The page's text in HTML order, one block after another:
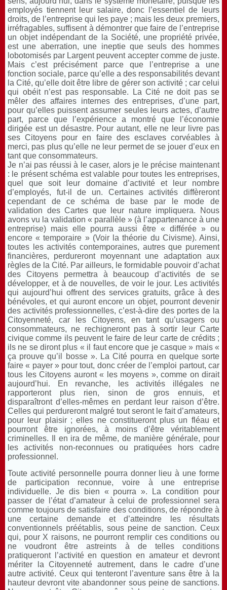
employés tiennent leur salaire, donc l’essentiel de leurs
droits, de l’entreprise qui les paye ; mais les deux premiers,
irréfragables, suffisent à démontrer que faire de l’entreprise
un objet indépendant de la Société, une propriété privée,
est une aberration, une ineptie que seuls des hommes
lobotomisés par Largent peuvent accepter comme de juste.
Mais c’est précisément parce que l’entreprise a une
fonction sociale, parce qu’elle a des responsabilités devant
la Cité, qu’elle doit être libre de gérer son activité ; car celui
qui obéit n’est pas responsable. La Cité ne doit pas se
mêler des affaires internes des entreprises, d’une part,
pour qu’elles puissent assumer seules leurs actes, d’autre
part, parce que l’expérience a montré que l’économie
dirigée est un désastre. Pour autant, elle ne leur livre pas
ses Citoyens pour en faire des esclaves corvéables à
merci, pas plus qu’elle ne leur permet de se jouer d’eux en
tant que consommateurs.
Je n’ai pas réussi à le caser, alors je le précise maintenant
: le présent schéma est valable pour toutes les entreprises,
quel que soit leur domaine d’activité et leur nombre
d’employés, fut-il de un. Certaines activités diffèreront
cependant de ce schéma de base par le mode de
validation des Cartes que leur nature impliquera. Nous
avons vu la validation « parallèle » (à l’appartenance à une
entreprise) mais elle pourra aussi être « différée » ou
encore « temporaire » (Voir la théorie du Civisme). Ainsi,
toutes les activités contemporaines, autres que purement
financières, perdureront moyennant une adaptation aux
règles de la Cité. Par ailleurs, le formidable pouvoir d’achat
des Citoyens permettra à beaucoup d’activités de se
développer, et à de nouvelles, de voir le jour. Les activités
qui aujourd’hui offrent des services gratuits, grâce à des
bénévoles, et qui auront encore un objet, pourront devenir
des activités professionnelles, c’est-à-dire des portes de la
Citoyenneté, car les Citoyens, en tant qu’usagers ou
consommateurs, ne rechigneront pas à sortir leur Carte
civique comme ils peuvent le faire de leur carte de crédits ;
ils ne se diront plus « il faut encore que je casque » mais «
ça prouve qu’il bosse ». La Cité pourra en quelque sorte
faire « payer » pour tout, donc créer de l’emploi partout, car
tous les Citoyens auront « les moyens », comme on dirait
aujourd’hui. En revanche, les activités illégales ne
rapporteront plus rien, sinon de gros ennuis, et
disparaîtront d’elles-mêmes en perdant leur raison d’être.
Celles qui perdureront malgré tout seront le fait d’amateurs,
pour leur plaisir ; elles ne constitueront plus un fléau et
pourront être ignorées, à moins d’être véritablement
criminelles. Il en ira de même, de manière générale, pour
les activités non-reconnues ou pratiquées hors cadre
professionnel.
Toute activité personnelle pourra donner lieu à une forme
de participation reconnue, voire à une entreprise
individuelle. Je dis bien « pourra ». La condition pour
passer de l’état d’amateur à celui de professionnel sera
comme toujours de satisfaire des conditions, de répondre à
une certaine demande et d’atteindre les résultats
conventionnels préétablis, sous peine de sanction. Ceux
qui, pour X raisons, ne pourront remplir ces conditions ou
ne voudront être astreints à de telles conditions
pratiqueront l’activité en question en amateur et devront
mériter la Citoyenneté autrement, dans le cadre d’une
autre activité. Ceux qui tenteront l’aventure sans être à la
hauteur devront vite abandonner sous peine de sanctions.